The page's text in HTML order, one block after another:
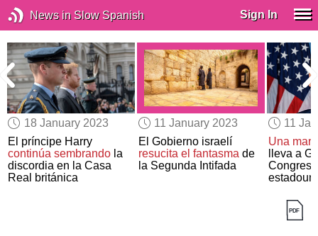
News in Slow Spanish Sign In
18 January 2023
El príncipe Harry
continúa sembrando la
discordia en la Casa
Real británica
11 January 2023
El Gobierno israelí
resucita el fantasmade
la Segunda Intifada
11
Una
lleva a
Congreso